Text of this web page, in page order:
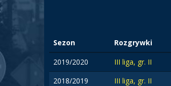
Sezon Rozgrywki
2019/2020
III liga, gr. II
2018/2019
III liga, gr. II